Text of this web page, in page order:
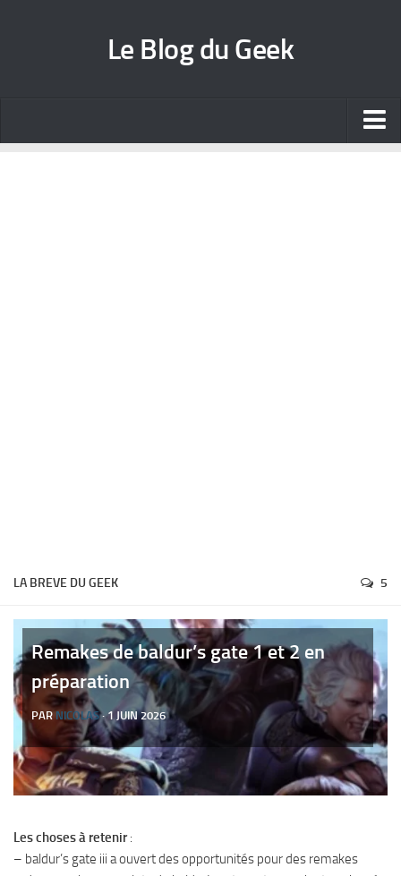
Le Blog du Geek
LA BREVE DU GEEK 5
Remakes de baldur’s gate 1 et 2 en
préparation
PAR NICOLAS· 1 JUIN 2026
Les choses à retenir:
– baldur’s gate iii a ouvert des opportunités pour des remakes